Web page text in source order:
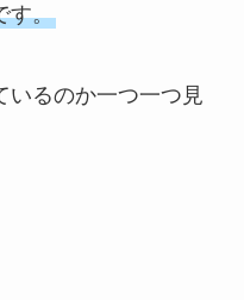
す。
いるのか一つ一つ見